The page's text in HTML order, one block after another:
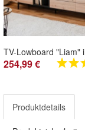
254,99 €
Produktdetails